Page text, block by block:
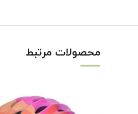
محصولات مرتبط